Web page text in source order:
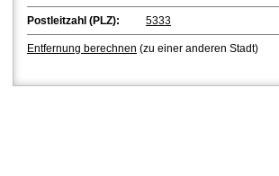
Postleitzahl (PLZ): 5333
Entfernung berechnen (zu einer anderen Stadt)